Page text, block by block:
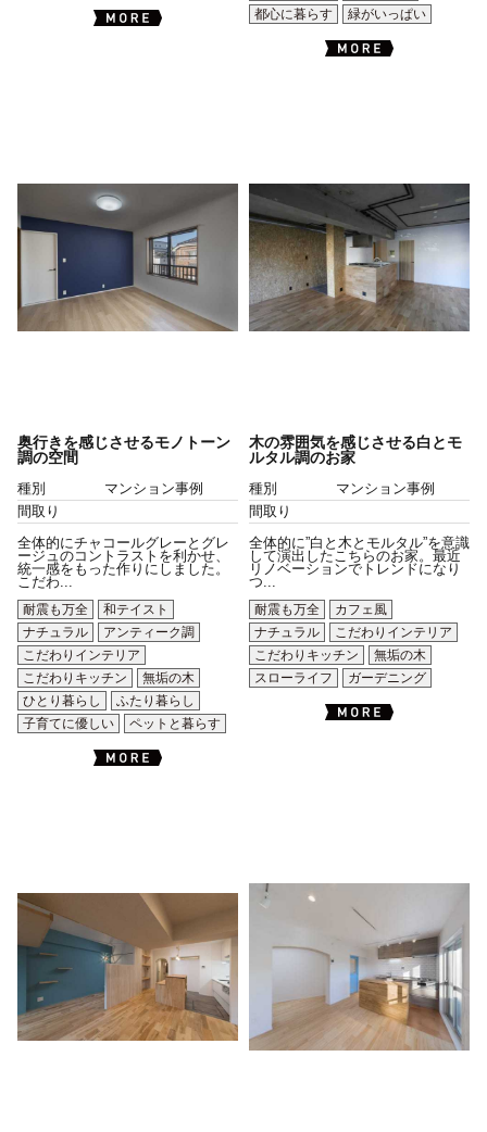
都心に暮らす
緑がいっぱい
奥行きを感じさせるモノトーン
調の空間
種別
マンション事例
間取り
全体的にチャコールグレーとグレ
ージュのコントラストを利かせ、
統一感をもった作りにしました。
こだわ...
耐震も万全
和テイスト
ナチュラル
アンティーク調
こだわりインテリア
こだわりキッチン
無垢の木
ひとり暮らし
ふたり暮らし
子育てに優しい
ペットと暮らす
木の雰囲気を感じさせる白とモ
ルタル調のお家
種別
マンション事例
間取り
全体的に”白と木とモルタル”を意識
して演出したこちらのお家。最近
リノベーションでトレンドになり
つ...
耐震も万全
カフェ風
ナチュラル
こだわりインテリア
こだわりキッチン
無垢の木
スローライフ
ガーデニング